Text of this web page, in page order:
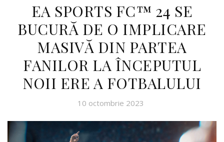
EA SPORTS FC™ 24 SE
BUCURĂ DE O IMPLICARE
MASIVĂ DIN PARTEA
FANILOR LA ÎNCEPUTUL
NOII ERE A FOTBALULUI
10 octombrie 2023